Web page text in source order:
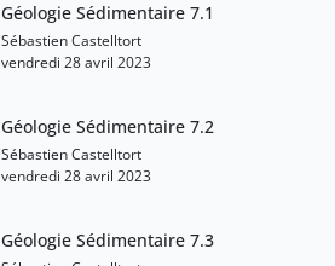
Géologie Sédimentaire 7.1
Sébastien Castelltort
vendredi 28 avril 2023
Géologie Sédimentaire 7.2
Sébastien Castelltort
vendredi 28 avril 2023
Géologie Sédimentaire 7.3